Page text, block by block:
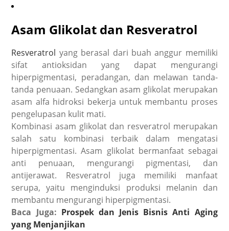
Asam Glikolat dan Resveratrol
Resveratrol yang berasal dari buah anggur memiliki
sifat antioksidan yang dapat mengurangi
hiperpigmentasi, peradangan, dan melawan tanda-
tanda penuaan. Sedangkan asam glikolat merupakan
asam alfa hidroksi bekerja untuk membantu proses
pengelupasan kulit mati.
Kombinasi asam glikolat dan resveratrol merupakan
salah satu kombinasi terbaik dalam mengatasi
hiperpigmentasi. Asam glikolat bermanfaat sebagai
anti penuaan, mengurangi pigmentasi, dan
antijerawat. Resveratrol juga memiliki manfaat
serupa, yaitu menginduksi produksi melanin dan
membantu mengurangi hiperpigmentasi.
Baca Juga: Prospek dan Jenis Bisnis Anti Aging
yang Menjanjikan